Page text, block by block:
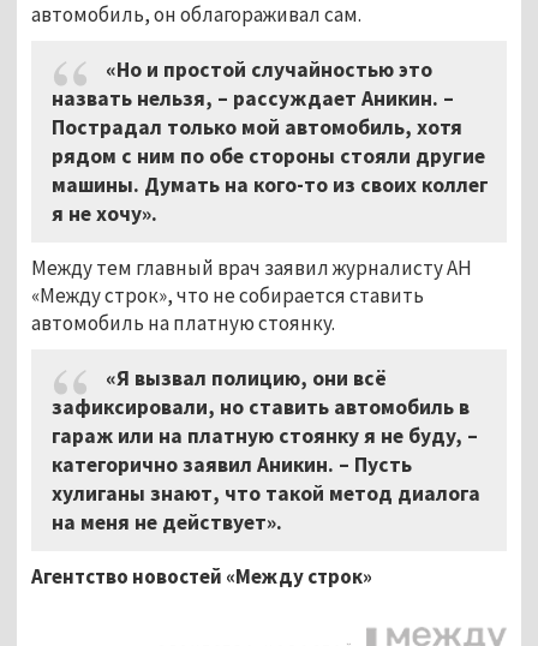
автомобиль, он облагораживал сам.
«Но и простой случайностью это
назвать нельзя, – рассуждает Аникин. –
Пострадал только мой автомобиль, хотя
рядом с ним по обе стороны стояли другие
машины. Думать на кого-то из своих коллег
я не хочу».
Между тем главный врач заявил журналисту АН
«Между строк», что не собирается ставить
автомобиль на платную стоянку.
«Я вызвал полицию, они всё
зафиксировали, но ставить автомобиль в
гараж или на платную стоянку я не буду, –
категорично заявил Аникин. – Пусть
хулиганы знают, что такой метод диалога
на меня не действует».
Агентство новостей «Между строк»